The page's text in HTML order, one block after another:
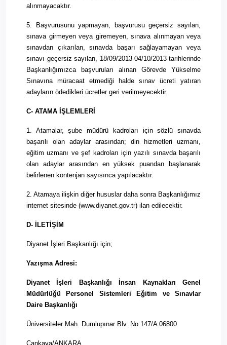
alınmayacaktır.
5. Başvurusunu yapmayan, başvurusu geçersiz sayılan,
sınava girmeyen veya giremeyen, sınava alınmayan veya
sınavdan çıkarılan, sınavda başarı sağlayamayan veya
sınavı geçersiz sayılan, 18/09/2013-04/10/2013 tarihlerinde
Başkanlığımızca başvuruları alınan Görevde Yükselme
Sınavına müracaat etmediği halde sınav ücreti yatıran
adayların ödedikleri ücretler geri verilmeyecektir.
C- ATAMA İŞLEMLERİ
1. Atamalar, şube müdürü kadroları için sözlü sınavda
başarılı olan adaylar arasından; din hizmetleri uzmanı,
eğitim uzmanı ve şef kadroları için yazılı sınavda başarılı
olan adaylar arasından en yüksek puandan başlanarak
belirlenen kontenjan sayısınca yapılacaktır.
2. Atamaya ilişkin diğer hususlar daha sonra Başkanlığımız
internet sitesinde (www.diyanet.gov.tr) ilan edilecektir.
D- İLETİŞİM
Diyanet İşleri Başkanlığı için;
Yazışma Adresi:
Diyanet İşleri Başkanlığı İnsan Kaynakları Genel
Müdürlüğü Personel Sistemleri Eğitim ve Sınavlar
Daire Başkanlığı
Üniversiteler Mah. Dumlupınar Blv. No:147/A 06800
Çankaya/ANKARA